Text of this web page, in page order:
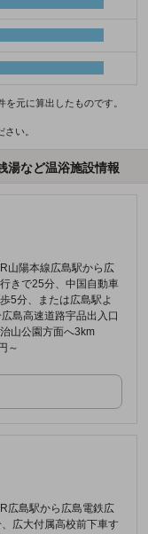
を元に算出したものです。
い。
湯など温浴施設情報
山陽本線広島駅から広
きで25分、中国自動車
5分、または広島駅よ
島高速道路宇品出入口
山公園方面へ3km
～
広島駅から広島電鉄広
広大付属高校前下車す